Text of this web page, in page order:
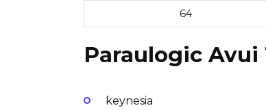
64
Paraulogic Avui
keynesia